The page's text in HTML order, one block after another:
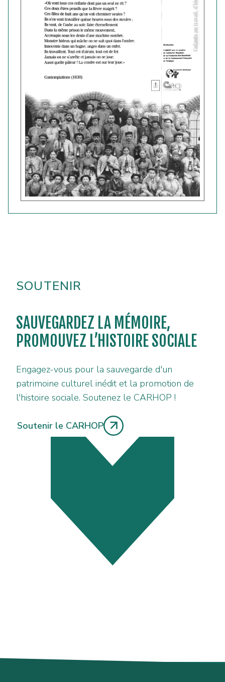
SOUTENIR
SAUVEGARDEZ LA MÉMOIRE,
PROMOUVEZ L’HISTOIRE SOCIALE
Engagez-vous pour la sauvegarde d'un
patrimoine culturel inédit et la promotion de
l'histoire sociale. Soutenez le CARHOP !
Soutenir le CARHOP